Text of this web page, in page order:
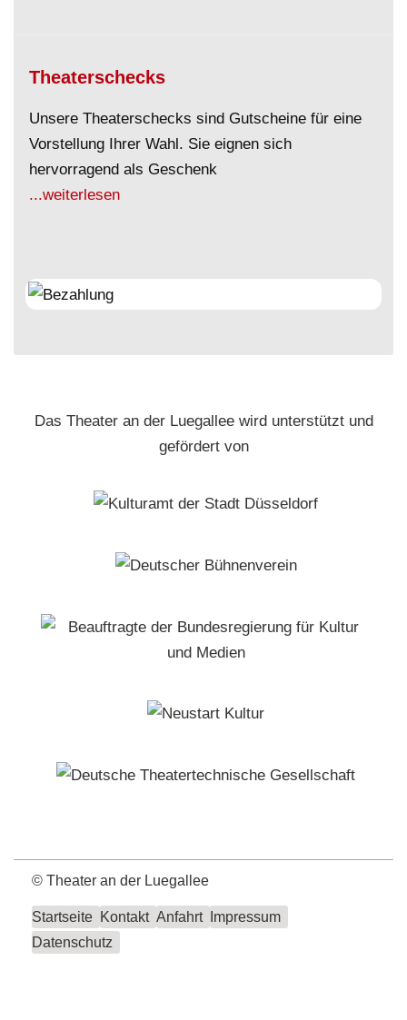
Theaterschecks
Unsere Theaterschecks sind Gutscheine für eine
Vorstellung Ihrer Wahl. Sie eignen sich
hervorragend als Geschenk
...weiterlesen
Das Theater an der Luegallee wird unterstützt und
gefördert von
© Theater an der Luegallee
Startseite Kontakt Anfahrt
Impressum
Datenschutz